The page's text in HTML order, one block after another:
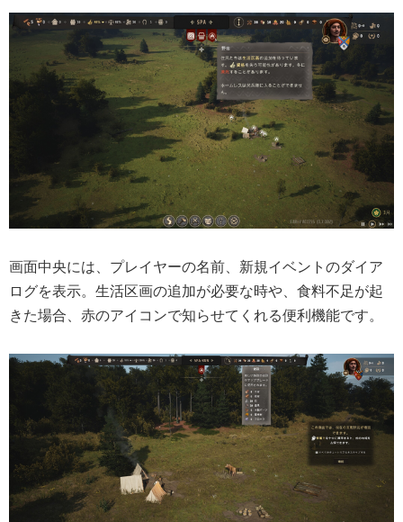
画面中央には、プレイヤーの名前、新規イベントのダイア
ログを表示。生活区画の追加が必要な時や、食料不足が起
きた場合、赤のアイコンで知らせてくれる便利機能です。